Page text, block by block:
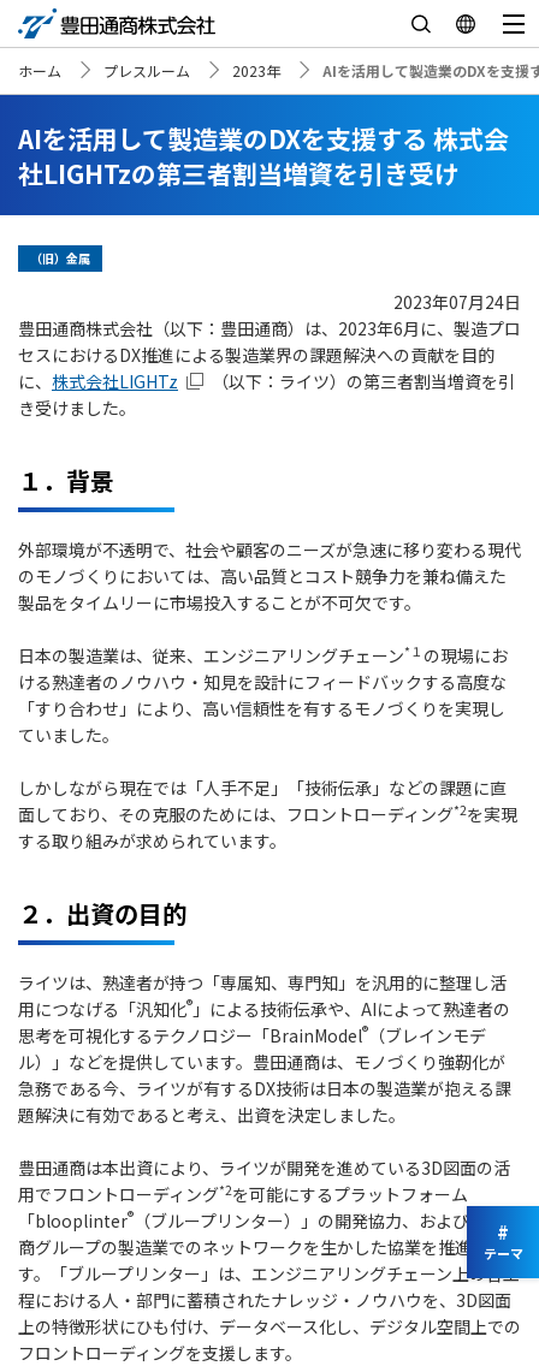
ホーム プレスルーム 2023年 AIを活用して製造業のDXを支援
AIを活用して製造業のDXを支援する 株式会
社LIGHTzの第三者割当増資を引き受け
（旧）金属
2023年07月24日
豊田通商株式会社（以下：豊田通商）は、 2023年6月に、製造プロ
セスにおけるDX推進による製造業界の課題解決への貢献を目的
に、 株式会社LIGHTz
（以下：ライツ）の第三者割当増資を引
き受けました。
１．背景
外部環境が不透明で、社会や顧客のニーズが急速に移り変わる現代
のモノづくりにおいては、高い品質とコスト競争力を兼ね備えた
製品をタイムリーに市場投入することが不可欠です。
日本の製造業は、従来、エンジニアリングチェーン*１ の現場にお
ける熟達者のノウハウ・知見を設計にフィードバックする高度な
「すり合わせ」により、高い信頼性を有するモノづくりを実現し
ていました。
しかしながら現在では「人手不足」「技術伝承」などの課題に直
面しており、その克服のためには、フロントローディング*2を実現
する取り組みが求められています。
２．出資の目的
ライツは、熟達者が持つ「専属知、専門知」を汎用的に整理し活
用につなげる「汎知化® 」による技術伝承や、AIによって熟達者の
思考を可視化するテクノロジー「BrainModel®
（ブレインモデ
ル）」などを提供しています。豊田通商は、モノづくり強靭化が
急務である今、ライツが有するDX技術は日本の製造業が抱える課
題解決に有効であると考え、出資を決定しました。
豊田通商は本出資により、ライツが開発を進めている3D図面の活
用でフロントローディング*2を可能にするプラットフォーム
「blooplinter®
（ブループリンター）」の開発協力、および豊田通
商グループの製造業でのネットワークを生かした協業を推進しま
す。「ブループリンター」は、エンジニアリングチェーン上の各工
程における人・部門に蓄積されたナレッジ・ノウハウを、3D図面
上の特徴形状にひも付け、データベース化し、デジタル空間上での
フロントローディングを支援します。
#
テーマ